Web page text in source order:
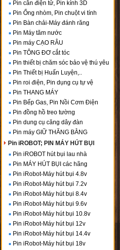
Pin cân điện tử, Pin kính 3D
Pin Ống nhòm, Pin chuột vi tính
Pin Bàn chải-Máy đánh răng
Pin Máy tăm nước
Pin máy CẠO RÂU
Pin TÔNG ĐƠ cắt tóc
Pin thiết bị chăm sóc bảo vệ thú yêu
Pin Thiết bị Huấn Luyện,..
Pin roi điện, Pin dụng cụ tự vệ
Pin THANG MÁY
Pin Bếp Gas, Pin Nồi Cơm Điện
Pin đồng hồ treo tường
Pin dung cụ căng dây đàn
Pin máy GIỮ THĂNG BẰNG
Pin iROBOT; PIN MÁY HÚT BỤI
Pin iROBOT hút bụi lau nhà
Pin MÁY HÚT BỤI các hãng
Pin iRobot-Máy hút bụi 4.8v
Pin iRobot-Máy hút bụi 7.2v
Pin iRobot-Máy hút bụi 8.4v
Pin iRobot-Máy hút bụi 9.6v
Pin iRobot-Máy hút bụi 10.8v
Pin iRobot-Máy hút bụi 12v
Pin iRobot-Máy hút bụi 14.4v
Pin iRobot-Máy hút bụi 18v